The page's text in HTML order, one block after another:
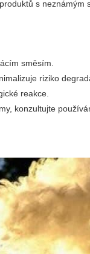
s neznámým
směsím.
riziko
reakce.
konzultujte